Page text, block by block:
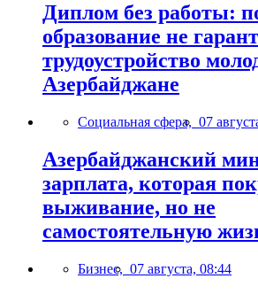
Диплом без работы:
образование не
трудоустройство
Азербайджане
Социальная сфера, 07
Азербайджанский
зарплата, которая
выживание, но не
самостоятельную
Бизнес, 07 августа, 08:44